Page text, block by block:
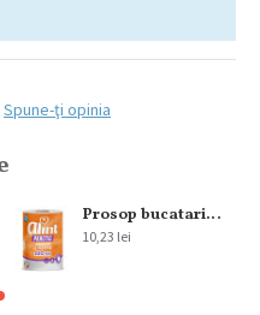
Spune-ţi opinia
Prosop bucatarie Alint 2str 220 foi
10,23 lei